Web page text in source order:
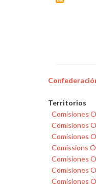
Territorios
Comisiones
Comisiones
Comisiones
Comissions
Comisiones
Comisiones
Comisiones